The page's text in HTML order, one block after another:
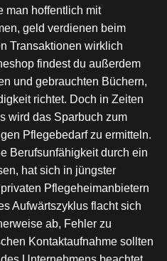
man hoffentlich mit
geld verdienen beim
Transaktionen wirklich
findest du außerdem
und gebrauchten Büchern,
richtet. Doch in Zeiten
wird das Sparbuch zum
Pflegebedarf zu ermitteln.
Berufsunfähigkeit durch ein
hat sich in jüngster
Pflegeheimanbietern
Aufwärtszyklus flacht sich
ab, Fehler zu
Kontaktaufnahme sollten